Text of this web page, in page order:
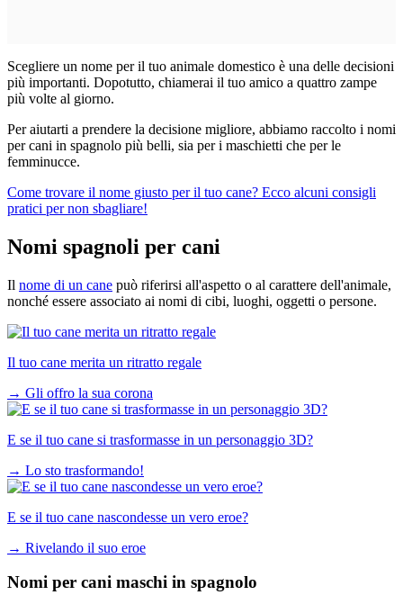
Scegliere un nome per il tuo animale domestico è una delle decisioni
più importanti. Dopotutto, chiamerai il tuo amico a quattro zampe
più volte al giorno.
Per aiutarti a prendere la decisione migliore, abbiamo raccolto i nomi
per cani in spagnolo più belli, sia per i maschietti che per le
femminucce.
Come trovare il nome giusto per il tuo cane? Ecco alcuni consigli
pratici per non sbagliare!
Nomi spagnoli per cani
Il nome di un cane può riferirsi all'aspetto o al carattere dell'animale,
nonché essere associato ai nomi di cibi, luoghi, oggetti o persone.
Il tuo cane merita un ritratto regale
→ Gli offro la sua corona
E se il tuo cane si trasformasse in un personaggio 3D?
→ Lo sto trasformando!
E se il tuo cane nascondesse un vero eroe?
→ Rivelando il suo eroe
Nomi per cani maschi in spagnolo